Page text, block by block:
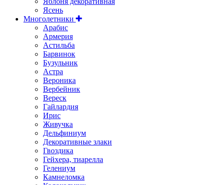
Ясень
Многолетники
Арабис
Армерия
Астильбa
Барвинок
Бузульник
Астра
Вероника
Вербейник
Вереск
Гайлардия
Ирис
Живучка
Дельфиниум
Декоративные злаки
Гвоздика
Гейхера, тиарелла
Гелениум
Камнеломка